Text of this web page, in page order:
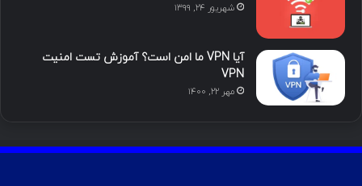
شهریور ۲۴, ۱۳۹۹
آیا VPN ما امن است؟ آموزش تست امنیت
VPN
مهر ۲۲, ۱۴۰۰